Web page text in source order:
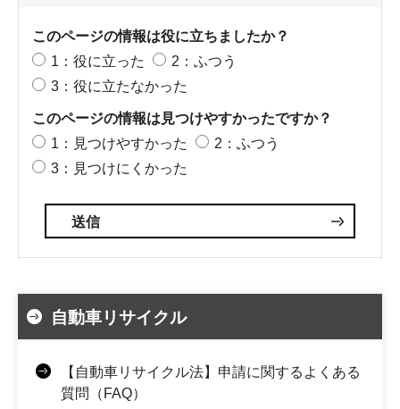
このページの情報は役に立ちましたか？
1：役に立った
2：ふつう
3：役に立たなかった
このページの情報は見つけやすかったですか？
1：見つけやすかった
2：ふつう
3：見つけにくかった
自動車リサイクル
【自動車リサイクル法】申請に関するよくある
質問（FAQ）